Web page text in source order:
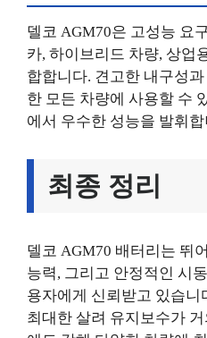
델코 AGM70은 고성능 요
카, 하이브리드 차량, 상업
합합니다. 견고한 내구성
한 모든 차량에 사용할 수
에서 우수한 성능을 발휘합
최종 정리
델코 AGM70 배터리는 뛰
능력, 그리고 안정적인 시
용자에게 신뢰받고 있습니
최대한 살려 유지보수가